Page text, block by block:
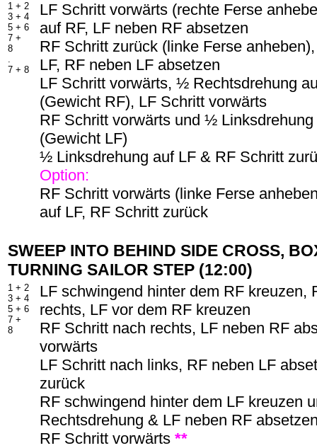
1 + 2
3 + 4
5 + 6
7 +
8
.
7 + 8
LF Schritt vorwärts (rechte Ferse
auf RF, LF neben RF absetzen
RF Schritt zurück (linke Ferse
LF, RF neben LF absetzen
LF Schritt vorwärts, ½ Rechtsdrehung
(Gewicht RF), LF Schritt vorwärts
RF Schritt vorwärts und ½
(Gewicht LF)
½ Linksdrehung auf LF & RF Schritt
Option:
RF Schritt vorwärts (linke Ferse
auf LF, RF Schritt zurück
SWEEP INTO BEHIND SIDE CROSS,
TURNING SAILOR STEP (12:00)
1 + 2
3 + 4
5 + 6
7 +
8
LF schwingend hinter dem RF kreuzen,
rechts, LF vor dem RF kreuzen
RF Schritt nach rechts, LF neben RF
vorwärts
LF Schritt nach links, RF neben LF
zurück
RF schwingend hinter dem LF kreuzen
Rechtsdrehung & LF neben RF
RF Schritt vorwärts **